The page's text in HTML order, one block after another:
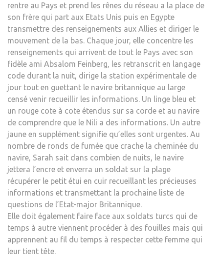
rentre au Pays et prend les rênes du réseau a la place de
son frère qui part aux Etats Unis puis en Egypte
transmettre des renseignements aux Allies et diriger le
mouvement de la bas. Chaque jour, elle concentre les
renseignements qui arrivent de tout le Pays avec son
fidèle ami Absalom Feinberg, les retranscrit en langage
code durant la nuit, dirige la station expérimentale de
jour tout en guettant le navire britannique au large
censé venir recueillir les informations. Un linge bleu et
un rouge cote à cote étendus sur sa corde et au navire
de comprendre que le Nili a des informations. Un autre
jaune en supplément signifie qu’elles sont urgentes. Au
nombre de ronds de fumée que crache la cheminée du
navire, Sarah sait dans combien de nuits, le navire
jettera l’encre et enverra un soldat sur la plage
récupérer le petit étui en cuir recueillant les précieuses
informations et transmettant la prochaine liste de
questions de l’Etat-major Britannique.
Elle doit également faire face aux soldats turcs qui de
temps à autre viennent procéder à des fouilles mais qui
apprennent au fil du temps à respecter cette femme qui
leur tient tête.